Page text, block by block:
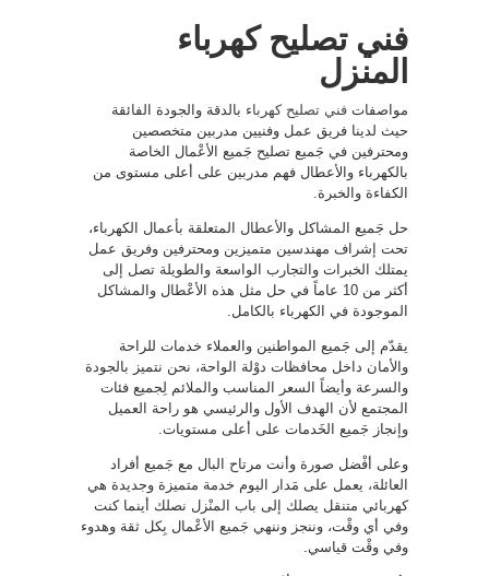
فني تصليح كهرباء
المنزل
مواصفات فني تصليح كهرباء بالدقة والجودة الفائقة
حيث لدينا فريق عمل وفنيين مدربين متخصصين
ومحترفين في جَميع تصليح جَميع الأعْمال الخاصة
بالكهرباء والأعطال فهم مدربين على أعلى مستوى من
الكفاءة والخبرة.
حل جَميع المشاكل والأعطال المتعلقة بأعمال الكهرباء،
تحت إشراف مهندسين متميزين ومحترفين وفريق عمل
يمتلك الخبرات والتجارب الواسعة والطويلة تصل إلى
أكثر من 10 عاماً في حل مثل هذه الأعْطال والمشاكل
الموجودة في الكهرباء بالكامل.
يقدّم إلى جَميع المواطنين والعملاء خدمات للراحة
والأمان داخل محافظات دوْلة الواحة، نحن نتميز بالجودة
والسرعة وأيضاً السعر المناسب والملائم لِجميع فئات
المجتمع لأن الهدف الأول والرئيسي هو راحة العميل
وإنجاز جَميع الخَدمات على أعلى مستويات.
وعلى أفْضل صورة وأنت مرتاح البال مع جَميع أفراد
العائلة، يعمل على مَدار اليوم خدمة متميزة وجديدة هي
كهربائي متنقل يصلك إلى باب المنْزل نصلك أينما كنت
وفي أي وقْت، وننجز وننهي جَميع الأعْمال بِكل ثقة وهدوء
وفي وقْت قياسي.